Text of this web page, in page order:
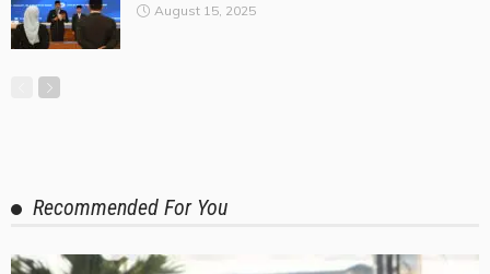
August 15, 2025
Recommended For You